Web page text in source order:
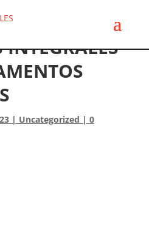
INTEGRALES
| Uncategorized | 0